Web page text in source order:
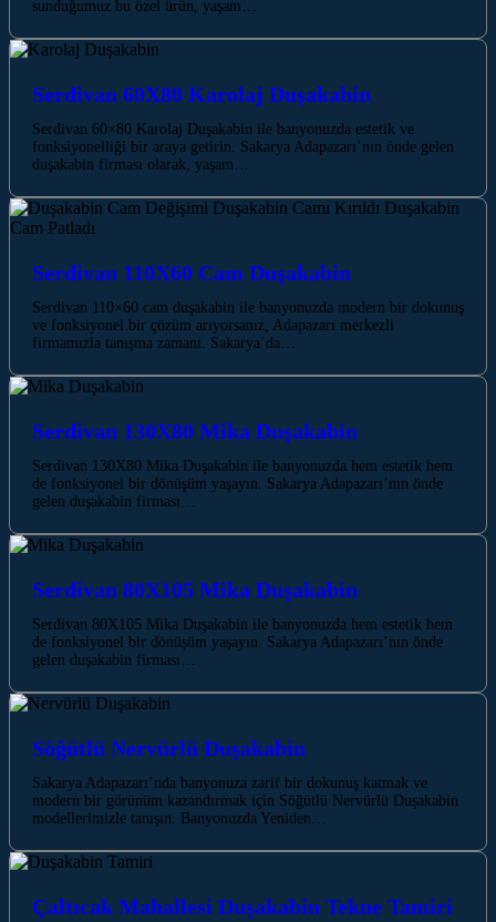
sunduğumuz bu özel ürün, yaşam…
Serdivan 60X80 Karolaj Duşakabin
Serdivan 60×80 Karolaj Duşakabin ile banyonuzda estetik ve
fonksiyonelliği bir araya getirin. Sakarya Adapazarı’nın önde gelen
duşakabin firması olarak, yaşam…
Serdivan 110X60 Cam Duşakabin
Serdivan 110×60 cam duşakabin ile banyonuzda modern bir dokunuş
ve fonksiyonel bir çözüm arıyorsanız, Adapazarı merkezli
firmamızla tanışma zamanı. Sakarya’da…
Serdivan 130X80 Mika Duşakabin
Serdivan 130X80 Mika Duşakabin ile banyonuzda hem estetik hem
de fonksiyonel bir dönüşüm yaşayın. Sakarya Adapazarı’nın önde
gelen duşakabin firması…
Serdivan 80X105 Mika Duşakabin
Serdivan 80X105 Mika Duşakabin ile banyonuzda hem estetik hem
de fonksiyonel bir dönüşüm yaşayın. Sakarya Adapazarı’nın önde
gelen duşakabin firması…
Söğütlü Nervürlü Duşakabin
Sakarya Adapazarı’nda banyonuza zarif bir dokunuş katmak ve
modern bir görünüm kazandırmak için Söğütlü Nervürlü Duşakabin
modellerimizle tanışın. Banyonuzda Yeniden…
Çaltıcak Mahallesi Duşakabin Tekne Tamiri